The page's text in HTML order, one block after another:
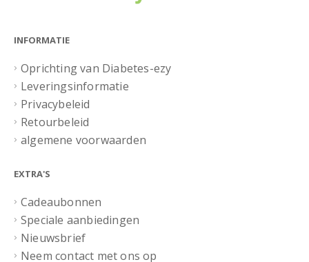
INFORMATIE
Oprichting van Diabetes-ezy
Leveringsinformatie
Privacybeleid
Retourbeleid
algemene voorwaarden
EXTRA'S
Cadeaubonnen
Speciale aanbiedingen
Nieuwsbrief
Neem contact met ons op